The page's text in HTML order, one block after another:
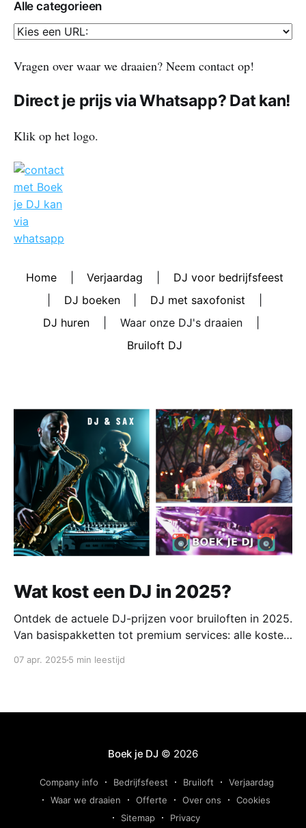
Alle categorieen
Vragen over waar we draaien? Neem contact op!
Direct je prijs via Whatsapp? Dat kan!
Klik op het logo.
Home Verjaardag
DJ voor bedrijfsfeest
DJ boeken DJ met saxofonist
DJ huren
Waar onze DJ's draaien
Bruiloft DJ
Wat kost een DJ in 2025?
Ontdek de actuele DJ-prijzen voor bruiloften in 2025.
Van basispakketten tot premium services: alle kosten,
Scherpe prijzen, onvergetelijke feesten!
07 apr. 2025 5 min leestijd
Boek je DJ © 2026
Company info Bedrijfsfeest Bruiloft
Verjaardag
Waar we draaien
Offerte Over ons
Cookies
Sitemap
Privacy